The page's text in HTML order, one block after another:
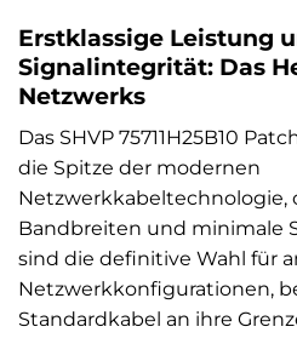
Erstklassige Leistung
Signalintegrität: Das
Netzwerks
Das SHVP 75711H25B10
die Spitze der modernen
Bandbreiten und minimale
sind die definitive Wahl für
Netzwerkkonfigurationen,
Standardkabel an ihre